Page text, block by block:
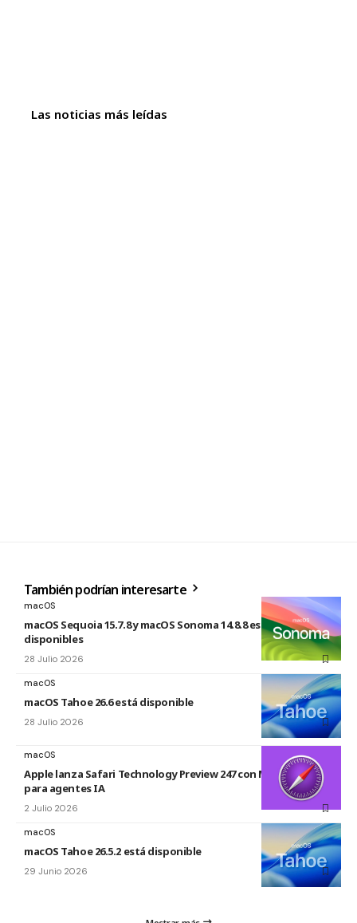
Las noticias más leídas
También podrían interesarte
macOS
macOS Sequoia 15.7.8 y macOS Sonoma 14.8.8 están
disponibles
28 Julio 2026
macOS
macOS Tahoe 26.6 está disponible
28 Julio 2026
macOS
Apple lanza Safari Technology Preview 247 con MCP Server
para agentes IA
2 Julio 2026
macOS
macOS Tahoe 26.5.2 está disponible
29 Junio 2026